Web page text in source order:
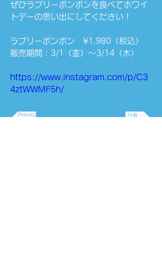
ぜひラブリーボンボンを食べてホワイ
トデーの思い出にしてください！
ラブリーボンボン　¥1,980（税込）
販売期間：3/1（金）〜3/14（木）
https://www.instagram.com/p/C3
4ztWWMF5h/
Previous 다음